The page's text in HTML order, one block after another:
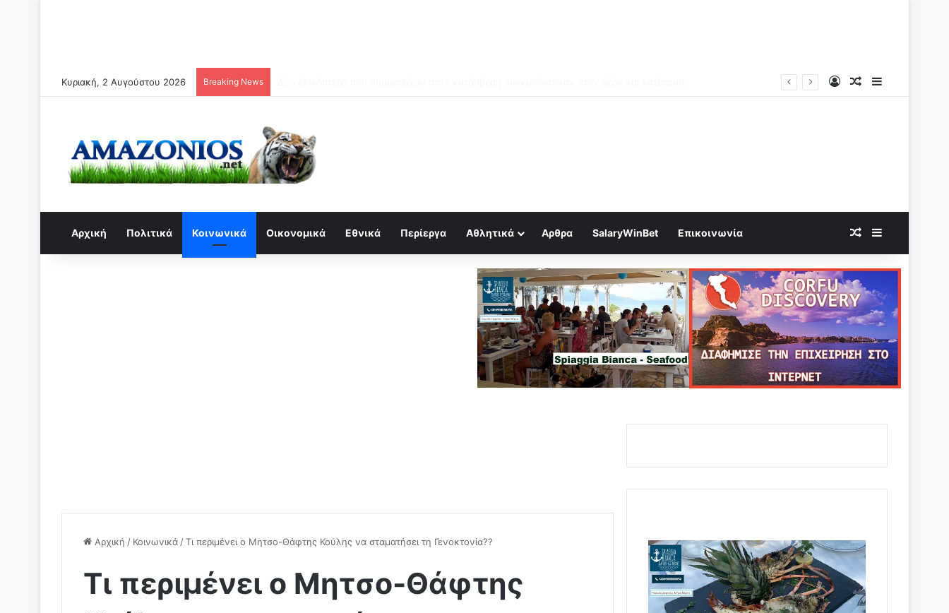
Κυριακή, 2 Αυγούστου 2026 Breaking News Log InRandom Article
Αρχική Πολιτικά Κοινωνικά Οικονομικά Εθνικά Περίεργα Αθλητικά Αρθρα SalaryWinBet Επικοινωνία Random Article
Αρχική / Κοινωνικά /Τι περιμένει ο Μητσο-Θάφτης Κούλης να σταματήσει τη Γενοκτονία??
Τι περιμένει ο Μητσο-Θάφτης